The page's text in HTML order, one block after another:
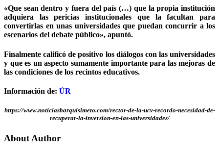
«Que sean dentro y fuera del país (…) que la propia institución
adquiera las pericias institucionales que la facultan para
convertirlas en unas universidades que puedan concurrir a los
escenarios del debate público», apuntó.
Finalmente calificó de positivo los diálogos con las universidades
y que es un aspecto sumamente importante para las mejoras de
las condiciones de los recintos educativos.
Información de: ÚR
https://www.noticiasbarquisimeto.com/rector-de-la-ucv-recordo-necesidad-de-
recuperar-la-inversion-en-las-universidades/
About Author